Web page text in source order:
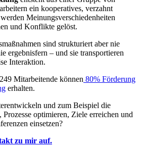
ein kooperatives, verzahnt
Meinungsverschiedenheiten
und Konflikte gelöst.
sind strukturiert aber nie
ergebnisfern – und sie transportieren
Interaktion.
Mitarbeitende können 80% Förderung
erhalten.
und zum Beispiel die
Prozesse optimieren, Ziele erreichen und
einsetzen?
zu mir auf.